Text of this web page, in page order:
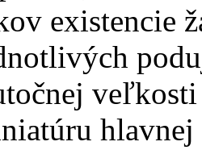
existencie